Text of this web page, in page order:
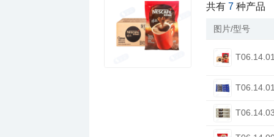
共有7 种产品
图片/型号